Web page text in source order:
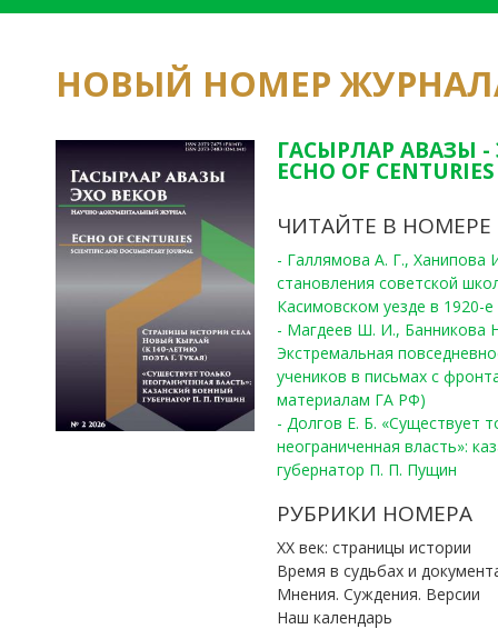
НОВЫЙ НОМЕР
ГАСЫРЛАР АВАЗЫ -
ECHO OF
ЧИТАЙТЕ В НОМЕРЕ
- Галлямова А. Г.,
становления советской
Касимовском уезде в 1920-е
- Магдеев Ш. И., Банникова
Экстремальная
учеников в письмах с
материалам ГА РФ)
- Долгов Е. Б. «Существует
неограниченная власть»:
губернатор П. П. Пущин
РУБРИКИ НОМЕРА
ХХ век: страницы истории
Время в судьбах и
Мнения. Суждения. Версии
Наш календарь